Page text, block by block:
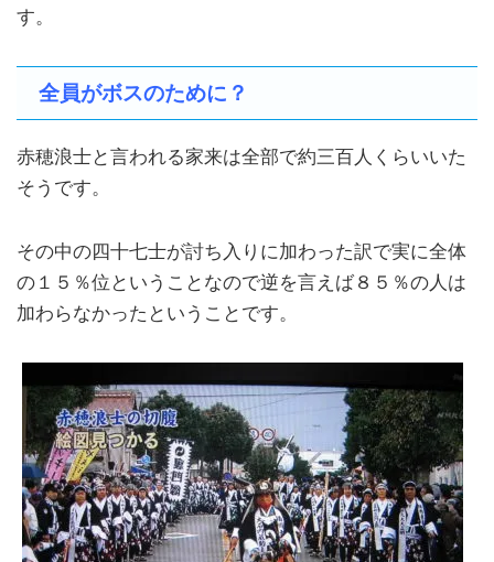
す。
全員がボスのために？
赤穂浪士と言われる家来は全部で約三百人くらいいた
そうです。
その中の四十七士が討ち入りに加わった訳で実に全体
の１５％位ということなので逆を言えば８５％の人は
加わらなかったということです。